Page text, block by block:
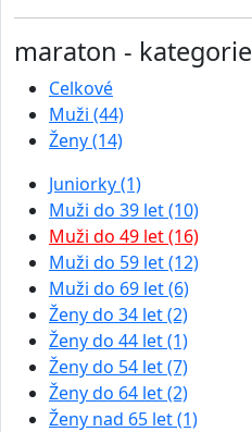
maraton - kategorie
Celkové
Muži (44)
Ženy (14)
Juniorky (1)
Muži do 39 let (10)
Muži do 49 let (16)
Muži do 59 let (12)
Muži do 69 let (6)
Ženy do 34 let (2)
Ženy do 44 let (1)
Ženy do 54 let (7)
Ženy do 64 let (2)
Ženy nad 65 let (1)